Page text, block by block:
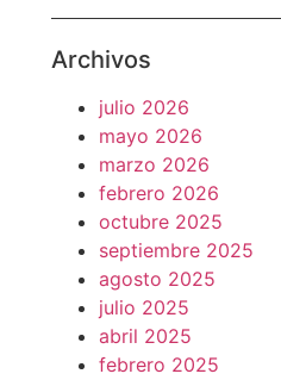
Archivos
julio 2026
mayo 2026
marzo 2026
febrero 2026
octubre 2025
septiembre 2025
agosto 2025
julio 2025
abril 2025
febrero 2025